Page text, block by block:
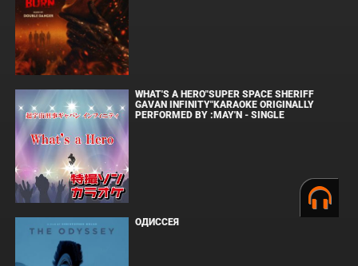
WHAT'S A HERO"SUPER SPACE SHERIFF
GAVAN INFINITY"KARAOKE ORIGINALLY
PERFORMED BY :MAY'N - SINGLE
ОДИССЕЯ